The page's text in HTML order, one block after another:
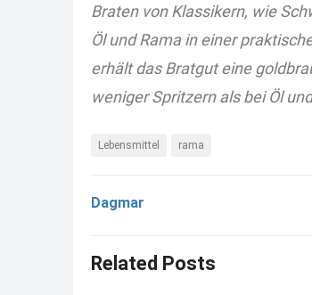
Braten von Klassikern, wie
Öl und Rama in einer
erhält das Bratgut eine
weniger Spritzern als bei Öl
Lebensmittel rama
Dagmar
Related Posts